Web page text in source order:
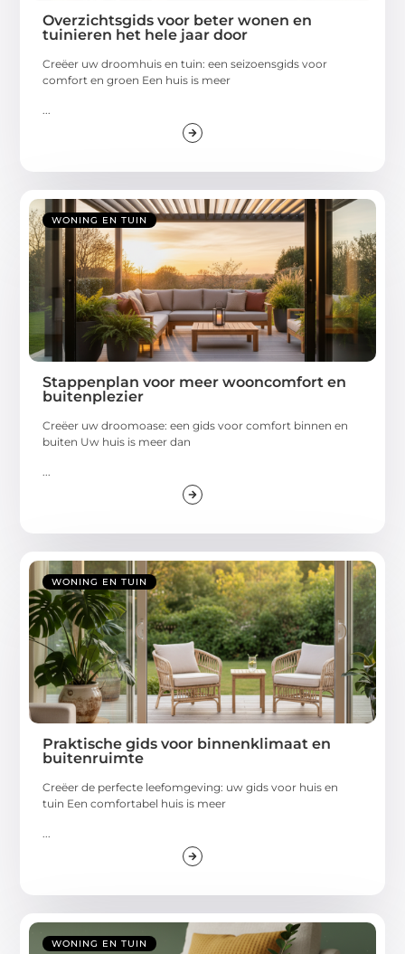
Overzichtsgids voor beter wonen en
tuinieren het hele jaar door
Creëer uw droomhuis en tuin: een seizoensgids voor
comfort en groen Een huis is meer
WONING EN TUIN
Stappenplan voor meer wooncomfort en
buitenplezier
Creëer uw droomoase: een gids voor comfort binnen en
buiten Uw huis is meer dan
WONING EN TUIN
Praktische gids voor binnenklimaat en
buitenruimte
Creëer de perfecte leefomgeving: uw gids voor huis en
tuin Een comfortabel huis is meer
WONING EN TUIN